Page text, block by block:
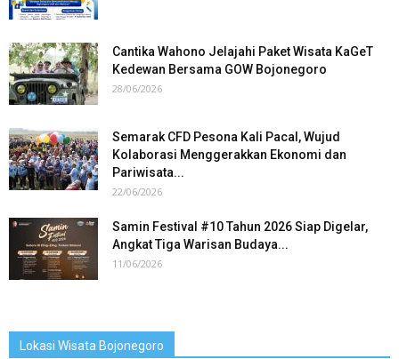
Cantika Wahono Jelajahi Paket Wisata KaGeT
Kedewan Bersama GOW Bojonegoro
28/06/2026
Semarak CFD Pesona Kali Pacal, Wujud
Kolaborasi Menggerakkan Ekonomi dan
Pariwisata...
22/06/2026
Samin Festival #10 Tahun 2026 Siap Digelar,
Angkat Tiga Warisan Budaya...
11/06/2026
Lokasi Wisata Bojonegoro